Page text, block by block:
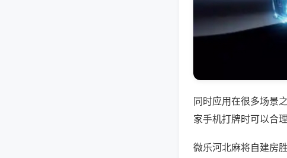
同时应用在很多场景
家手机打牌时可以合
微乐河北麻将自建房